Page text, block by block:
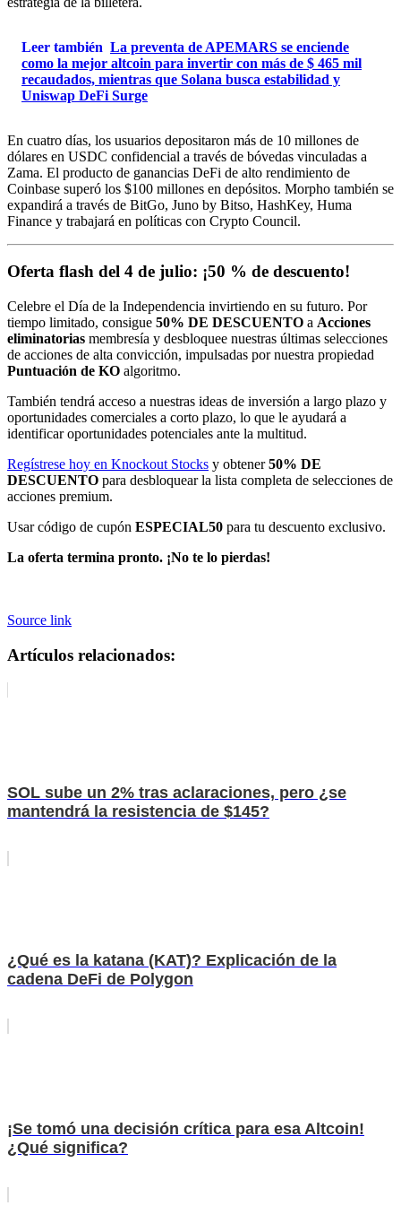
Leer también La preventa de APEMARS se enciende
como la mejor altcoin para invertir con más de $ 465 mil
recaudados, mientras que Solana busca estabilidad y
Uniswap DeFi Surge
En cuatro días, los usuarios depositaron más de 10 millones de
dólares en USDC confidencial a través de bóvedas vinculadas a
Zama. El producto de ganancias DeFi de alto rendimiento de
Coinbase superó los $100 millones en depósitos. Morpho también se
expandirá a través de BitGo, Juno by Bitso, HashKey, Huma
Finance y trabajará en políticas con Crypto Council.
Oferta flash del 4 de julio: ¡50 % de descuento!
Celebre el Día de la Independencia invirtiendo en su futuro. Por
tiempo limitado, consigue 50% DE DESCUENTO a Acciones
eliminatorias membresía y desbloquee nuestras últimas selecciones
de acciones de alta convicción, impulsadas por nuestra propiedad
Puntuación de KO algoritmo.
También tendrá acceso a nuestras ideas de inversión a largo plazo y
oportunidades comerciales a corto plazo, lo que le ayudará a
identificar oportunidades potenciales ante la multitud.
Regístrese hoy en Knockout Stocks y obtener50% DE
DESCUENTO para desbloquear la lista completa de selecciones de
acciones premium.
Usar código de cupón ESPECIAL50 para tu descuento exclusivo.
La oferta termina pronto. ¡No te lo pierdas!
Source link
Artículos relacionados:
SOL sube un 2% tras aclaraciones, pero ¿se
mantendrá la resistencia de $145?
¿Qué es la katana (KAT)? Explicación de la
cadena DeFi de Polygon
¡Se tomó una decisión crítica para esa Altcoin!
¿Qué significa?